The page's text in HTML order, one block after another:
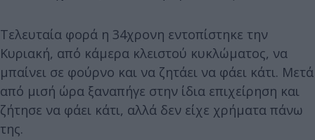
Τελευταία φορά η 34χρονη εντοπίστηκε την
Κυριακή, από κάμερα κλειστού κυκλώματος, να
μπαίνει σε φούρνο και να ζητάει να φάει κάτι. Μετά
από μισή ώρα ξαναπήγε στην ίδια επιχείρηση και
ζήτησε να φάει κάτι, αλλά δεν είχε χρήματα πάνω
της.